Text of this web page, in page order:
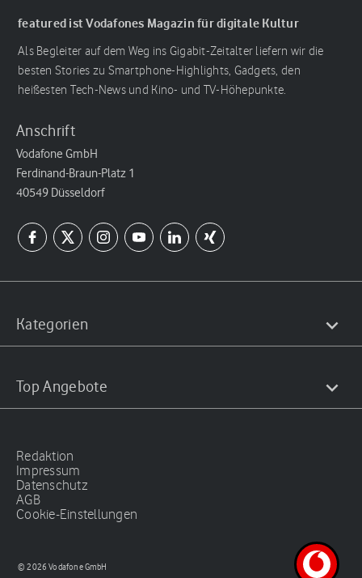
featured ist Vodafones Magazin für digitale Kultur
Als Begleiter auf dem Weg ins Gigabit-Zeitalter liefern wir die
besten Stories zu Smartphone-Highlights, Gadgets, den
heißesten Tech-News und Kino- und TV-Höhepunkte.
Anschrift
Vodafone GmbH
Ferdinand-Braun-Platz 1
40549 Düsseldorf
Kategorien
Top Angebote
Redaktion
Impressum
Datenschutz
AGB
Cookie-Einstellungen
© 2026 Vodafone GmbH